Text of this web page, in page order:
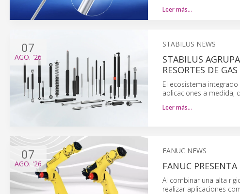
Leer más…
07
AGO. '26
STABILUS NEWS
STABILUS
RESORTES DE GAS
El ecosistema
aplicaciones a medida,
Leer más…
07
AGO. '26
FANUC NEWS
FANUC
Al combinar una alta
realizar aplicaciones